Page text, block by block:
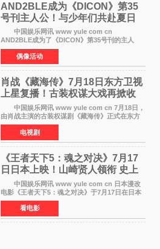
AND2BLE成为《DICON》第35
号刊主人公！与少年们共赴夏日
之约
中国娱乐网讯 www yule com cn
AND2BLE成为了《DICON》第35号刊的主人
公，本期标题为And The Summer。作为出道后
首次担任杂志画报主角的完整体，AND2BLE用清
澈的少年感与全新的夏天相遇了
偶像活动
肖战《藏海传》7月18日东方卫视
上星复播！古装权谋大戏再掀收
视热潮
中国娱乐网讯 www yule com cn 7月18日，
由肖战主演的古装权谋剧《藏海传》正式在东方
卫视上星复播，引发广泛关注。该剧此前已在网
络平台播出，凭借精良制作和紧凑剧情收获不俗
口碑，此次上
电视剧
《王者天下5：魂之对决》7月17
日日本上映！山崎贤人领衔 史上
最大“函谷关防卫战”
中国娱乐网讯 www yule com cn 日本漫改
电影《王者天下5：魂之对决》于7月17日在日本
全国上映。这部由佐藤信介执导、山崎贤人主演
的历史动作片，改编自原泰久同名人气漫画，继
续讲述信和漂
看电影